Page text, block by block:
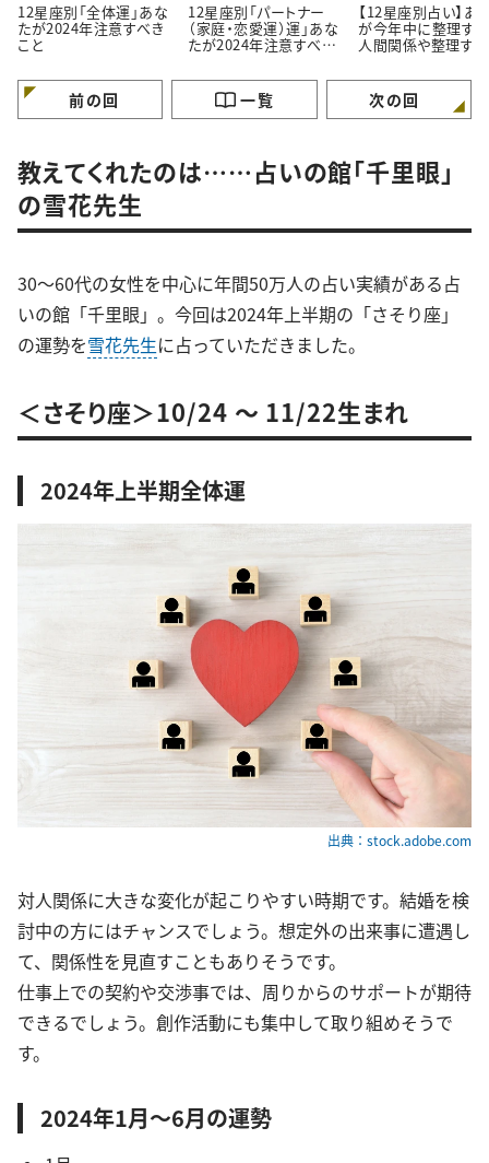
12星座別「全体運」あな
たが2024年注意すべき
こと
12星座別「パートナー
（家庭・恋愛運）運」あな
たが2024年注意すべき
【12星座別占い】あ
が今年中に整理す
人間関係や整理す
前の回 一覧 次の回
教えてくれたのは……占いの館「千里眼」
の雪花先生
30～60代の女性を中心に年間50万人の占い実績がある占
いの館「千里眼」。今回は2024年上半期の「さそり座」
の運勢を雪花先生に占っていただきました。
＜さそり座＞10/24 ～ 11/22生まれ
2024年上半期全体運
出典：stock.adobe.com
対人関係に大きな変化が起こりやすい時期です。結婚を検
討中の方にはチャンスでしょう。想定外の出来事に遭遇し
て、関係性を見直すこともありそうです。
仕事上での契約や交渉事では、周りからのサポートが期待
できるでしょう。創作活動にも集中して取り組めそうで
す。
2024年1月～6月の運勢